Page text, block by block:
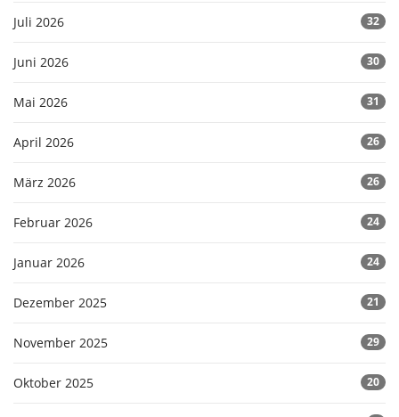
Juli 2026 32
Juni 2026 30
Mai 2026 31
April 2026 26
März 2026 26
Februar 2026 24
Januar 2026 24
Dezember 2025 21
November 2025 29
Oktober 2025 20